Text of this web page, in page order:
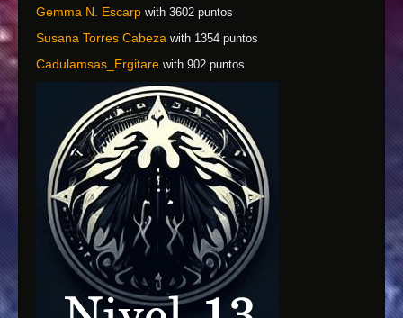
Gemma N. Escarp with 3602 puntos
Susana Torres Cabeza with 1354 puntos
Cadulamsas_Ergitare with 902 puntos